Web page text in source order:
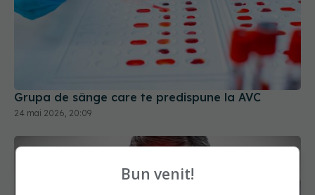
Grupa de sânge care te predispune la AVC
Bun venit!